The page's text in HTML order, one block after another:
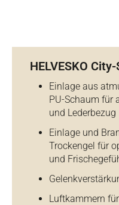
HELVESKO
Einlage aus
PU-Schaum für
und Lederbezug
Einlage und
Trockengel für
und
Luftkammern